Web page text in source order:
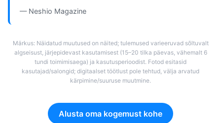
— Neshio Magazine
Märkus: Näidatud muutused on näited; tulemused varieeruvad sõltuvalt
algseisust, järjepidevast kasutamisest (15–20 tilka päevas, vähemalt 6
tundi toimimisaega) ja kasutusperioodist. Fotod esitasid
kasutajad/salongid; digitaalset töötlust pole tehtud, välja arvatud
kärpimine/suuruse muutmine.
Alusta oma kogemust kohe